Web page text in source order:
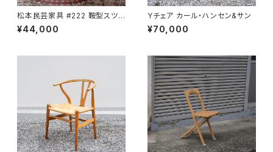
松本民芸家具 #222 鞍型スツ
ール
¥44,000
Yチェア カール・ハンセン&サン
¥70,000